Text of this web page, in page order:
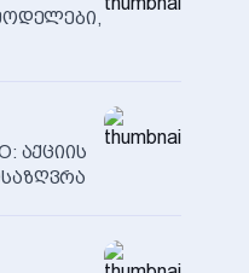
აქციის